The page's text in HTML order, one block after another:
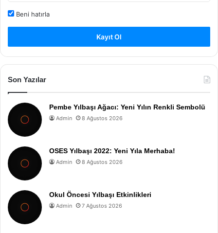
Beni hatırla
Kayıt Ol
Son Yazılar
Pembe Yılbaşı Ağacı: Yeni Yılın Renkli Sembolü
Admin 8 Ağustos 2026
OSES Yılbaşı 2022: Yeni Yıla Merhaba!
Admin 8 Ağustos 2026
Okul Öncesi Yılbaşı Etkinlikleri
Admin 7 Ağustos 2026